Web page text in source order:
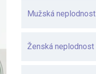
Mužská neplodnost
Ženská neplodnost